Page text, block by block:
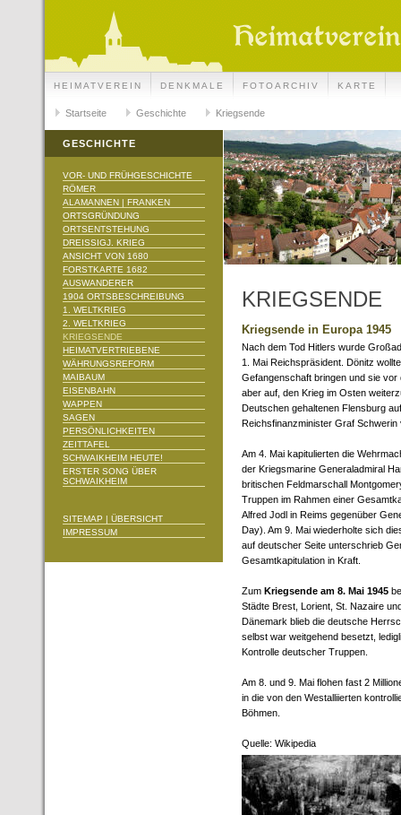
HEIMATVEREIN DENKMALE FOTOARCHIV KARTE
Startseite Geschichte Kriegsende
GESCHICHTE
VOR- UND FRÜHGESCHICHTE
RÖMER
ALAMANNEN | FRANKEN
ORTSGRÜNDUNG
ORTSENTSTEHUNG
DREISSIGJ. KRIEG
ANSICHT VON 1680
FORSTKARTE 1682
AUSWANDERER
1904 ORTSBESCHREIBUNG
1. WELTKRIEG
2. WELTKRIEG
KRIEGSENDE
HEIMATVERTRIEBENE
WÄHRUNGSREFORM
MAIBAUM
EISENBAHN
WAPPEN
SAGEN
PERSÖNLICHKEITEN
ZEITTAFEL
SCHWAIKHEIM HEUTE!
ERSTER SONG ÜBER
SCHWAIKHEIM
SITEMAP | ÜBERSICHT
IMPRESSUM
KRIEGSENDE
Kriegsende in Europa 1945
Nach dem Tod Hitlers wurde
1. Mai Reichspräsident. Dönitz
Gefangenschaft bringen und sie
aber auf, den Krieg im Osten
Deutschen gehaltenen Flensburg
Reichsfinanzminister Graf Schwerin
Am 4. Mai kapitulierten die
der Kriegsmarine Generaladmiral
britischen Feldmarschall
Truppen im Rahmen einer
Alfred Jodl in Reims gegenüber
Day). Am 9. Mai wiederholte sich
auf deutscher Seite unterschrieb
Gesamtkapitulation in Kraft.
Zum Kriegsende am 8. Mai 1945
Städte Brest, Lorient, St. Nazaire
Dänemark blieb die deutsche
selbst war weitgehend besetzt,
Kontrolle deutscher Truppen.
Am 8. und 9. Mai flohen fast 2
in die von den Westalliierten
Böhmen.
Quelle: Wikipedia